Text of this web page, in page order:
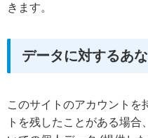
きます。
データに対するあ
このサイトのアカウントを
トを残したことがある場